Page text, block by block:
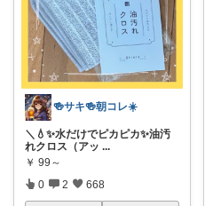
🍻サキ🍻朝コレ☀️
＼💧✨水だけでピカピカ✨油汚
れクロス（アッ ...
￥ 99～
0 2 668